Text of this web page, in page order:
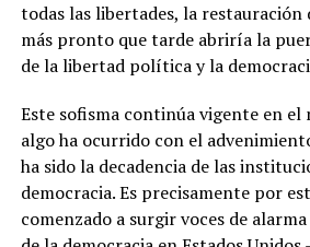
todas las libertades, la restauración
más pronto que tarde abriría la
de la libertad política y la
Este sofisma continúa vigente en el
algo ha ocurrido con el
ha sido la decadencia de las
democracia. Es precisamente por
comenzado a surgir voces de